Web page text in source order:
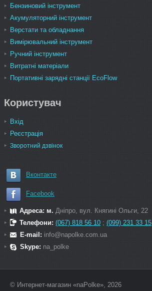
Бензиновий інструмент
Акумуляторний інструмент
Верстати та обладнання
Вимірювальний інструмент
Ручний інструмент
Витратні матеріали
Портативні зарядні станції EcoFlow
Користувач
Вхід
Реєстрація
Зворотний дзвінок
Вконтакте
Facebook
Адреса: м. Дніпро, вул. Княгині Ольги, 22
Телефони: (067) 818 56 10 ; (099) 231 33 15
E-mail: info@napolke.com.ua
Skype: na_polke
© Интернет-магазин «naPolke», 2026